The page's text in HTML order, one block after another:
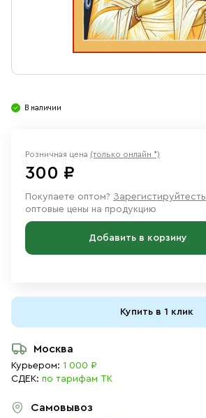
Ювелирные изделия
В наличии
Розничная цена (только онлайн *)
300 ₽
Покупаете оптом? Зарегистируйтесть
оптовые цены на продукцию
Добавить в корзину
Купить в 1 клик
Москва
Курьером: 1 000 ₽
СДЕК: по тарифам ТК
Самовывоз